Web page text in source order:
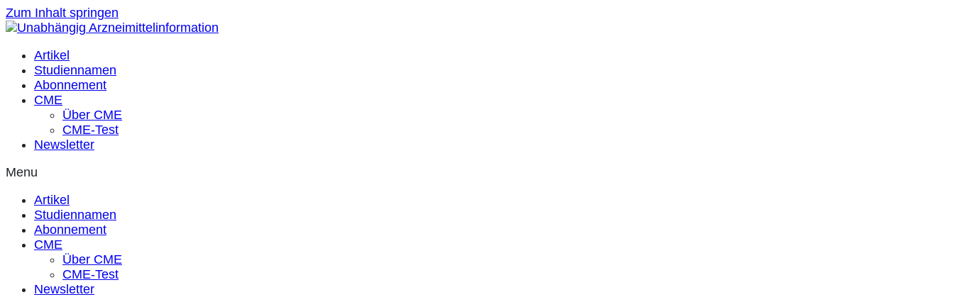
Zum Inhalt springen
Artikel
Studiennamen
Abonnement
CME
Über CME
CME-Test
Newsletter
Menu
Artikel
Studiennamen
Abonnement
CME
Über CME
CME-Test
Newsletter